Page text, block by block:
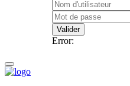
Valider
Error: